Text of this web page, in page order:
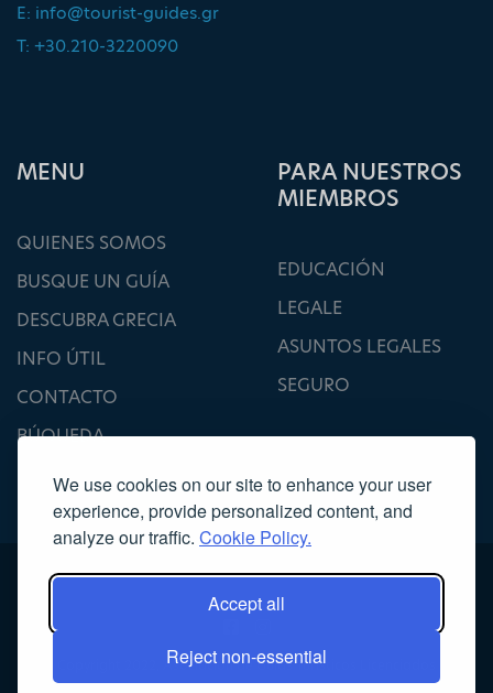
We use cookies on our site to enhance your user
experience, provide personalized content, and
analyze our traffic. Cookie Policy.
Accept all
Reject non-essential
E: info@tourist-guides.gr
T: +30.210-3220090
ΜΕΝU
QUIENES SOMOS
BUSQUE UN GUÍA
DESCUBRA GRECIA
INFO ÚTIL
CONTACTO
BÚQUEDA
PARA NUESTROS
MIEMBROS
EDUCACIÓN
LEGALE
ASUNTOS LEGALES
SEGURO
Copyright 2022, Asociación de Guías Turísticos Licenciados